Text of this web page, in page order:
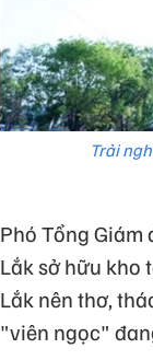
Trải
Phó Tổng
Lắk sở hữu kho
Lắk nên thơ,
"viên ngọc"